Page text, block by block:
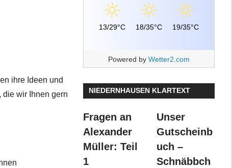
ihre Ideen und
die wir Ihnen gern
13/29°C 18/35°C 19/35°C
Powered by Wetter2.com
NIEDERNHAUSEN KLARTEXT
Fragen an
Alexander
Müller: Teil
1
Unser
Gutscheinb
uch –
Schnäbbch